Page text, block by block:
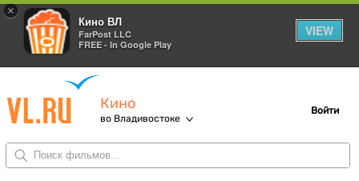
×
Кино ВЛ
FarPost LLC
FREE - In Google Play
VIEW
Кино
во Владивостоке
Войти